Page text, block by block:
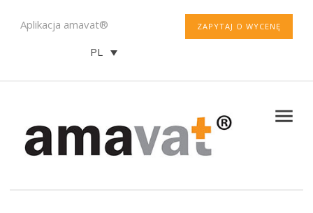
ZAPYTAJ O WYCENĘ
Aplikacja amavat®
PL